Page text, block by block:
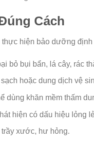
Cách
hiện bảo dưỡng
bỏ bụi bẩn, lá cây, rác
hoặc dung dịch vệ
khăn mềm thấm
hiện có dấu hiệu lỏng
trầy xước, hư hỏng.